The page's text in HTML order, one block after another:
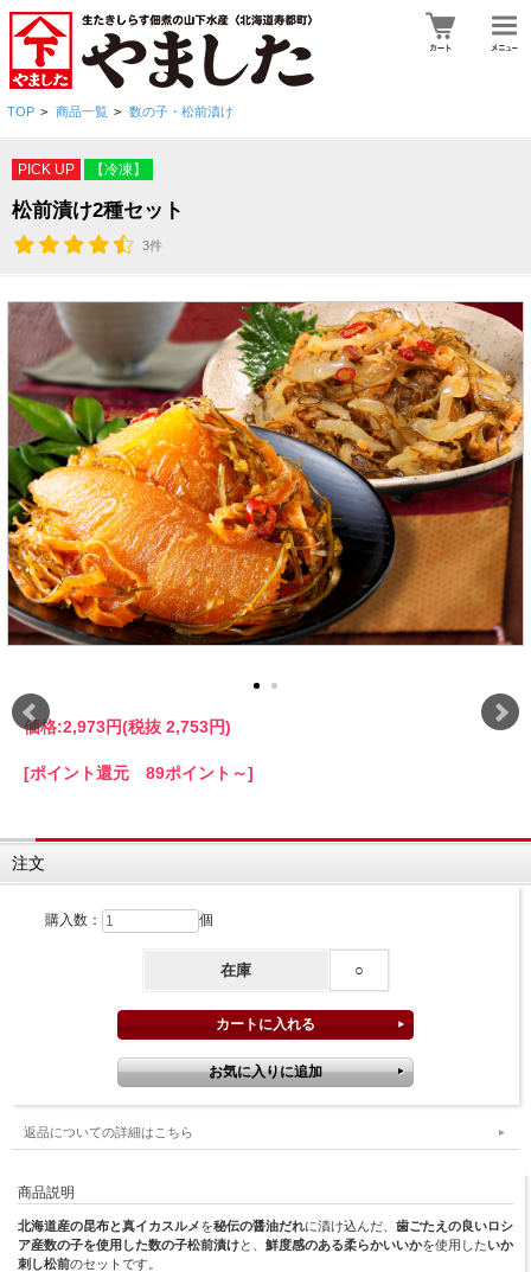
TOP > 商品一覧 > 数の子・松前漬け
PICK UP 【冷凍】
松前漬け2種セット
3件
価格:2,973円(税抜 2,753円)
[ポイント還元 89ポイント～]
注文
購入数： 個
在庫 ○
返品についての詳細はこちら
商品説明
北海道産の昆布と真イカスルメを秘伝の醤油だれに漬け込んだ、 歯ごたえの良いロシ
ア産数の子を使用した数の子松前漬けと、 鮮度感のある柔らかいいかを使用したいか
刺し松前のセットです。